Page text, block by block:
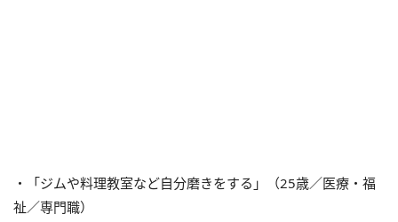
・「ジムや料理教室など自分磨きをする」（25歳／医療・福
祉／専門職）